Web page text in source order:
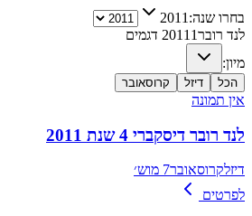
בחרו שנה: 2011
לנד רובר
2011 1
דגמים
מיון:
הכל דיזל קרוסאובר
אין תמונה
לנד רובר דיסקברי 4 שנת 2011
דיזלקרוסאובר7 מוש׳
לפרטים